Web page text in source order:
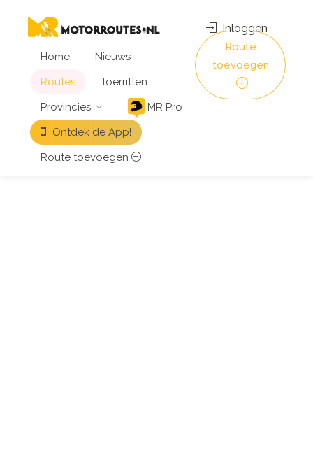
Home
Nieuws
Routes
Toerritten
Provincies
MR Pro
Ontdek de App!
Route toevoegen
Inloggen
Route
toevoegen